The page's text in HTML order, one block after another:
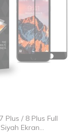
Plus / 8 Plus Full
Ekran